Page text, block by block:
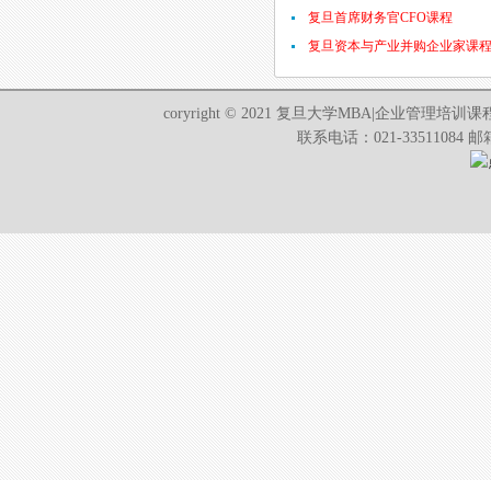
复旦首席财务官CFO课程
复旦资本与产业并购企业家课程
coryright © 2021 复旦大学MBA|企业管理培训
联系电话：021-33511084 邮